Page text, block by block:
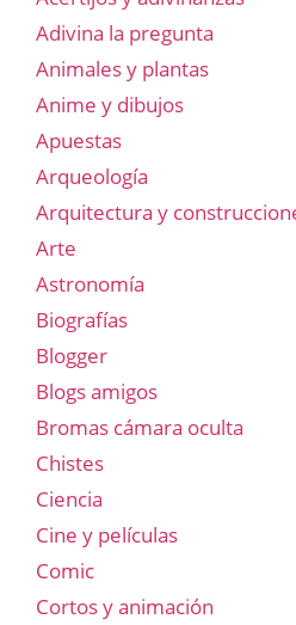
Adivina la pregunta
Animales y plantas
Anime y dibujos
Apuestas
Arqueología
Arquitectura y
Arte
Astronomía
Biografías
Blogger
Blogs amigos
Bromas cámara oculta
Chistes
Ciencia
Cine y películas
Comic
Cortos y animación